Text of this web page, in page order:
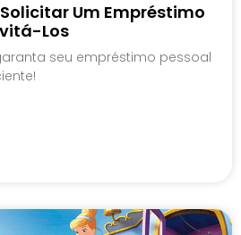
Um Empréstimo
Los
seu empréstimo pessoal